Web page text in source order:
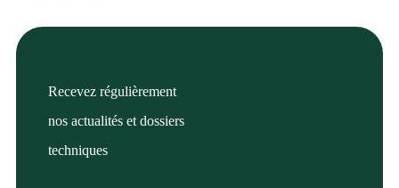
Recevez régulièrement
nos actualités et dossiers
techniques